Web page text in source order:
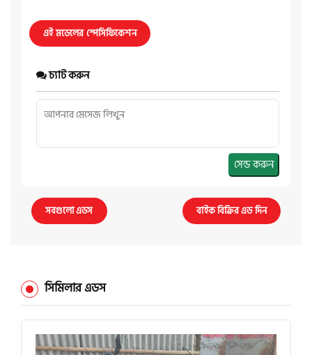
এই মডেলের স্পেসিফিকেশন
চ্যাট করুন
সেন্ড করুন
সবগুলো এডস বাইক বিক্রির এড দিন
সিমিলার এডস